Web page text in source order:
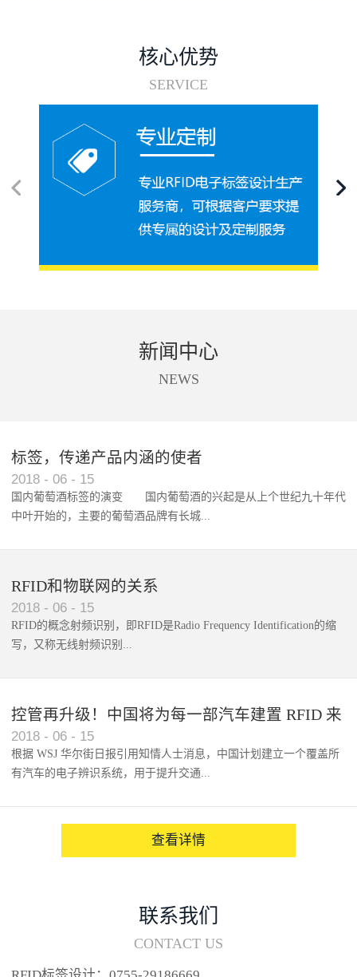
核心优势
SERVICE
新闻中心
NEWS
标签，传递产品内涵的使者
2018 - 06 - 15
国内葡萄酒标签的演变 国内葡萄酒的兴起是从上个世纪九十年代
中叶开始的，主要的葡萄酒品牌有长城...
RFID和物联网的关系
2018 - 06 - 15
RFID的概念射频识别，即RFID是Radio Frequency Identification的缩
写，又称无线射频识别...
控管再升级！中国将为每一部汽车建置 RFID 来
架构辨识系统
2018 - 06 - 15
根据 WSJ 华尔街日报引用知情人士消息，中国计划建立一个覆盖所
有汽车的电子辨识系统，用于提升交通...
查看详情
联系我们
CONTACT US